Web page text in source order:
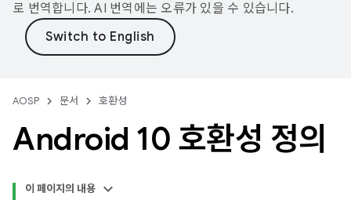
로 번역합니다. AI 번역에는 오류가 있을 수 있습니다.
AOSP 문서 호환성
Android 10 호환성 정의
이 페이지의 내용